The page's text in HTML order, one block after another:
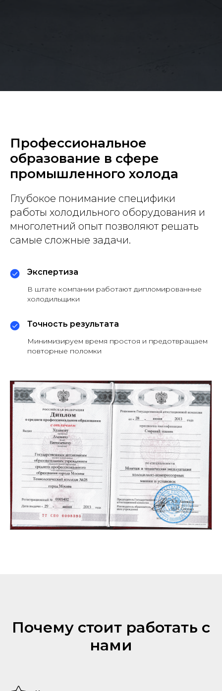
Профессиональное
образование в сфере
промышленного холода
Глубокое понимание специфики
работы холодильного оборудования и
многолетний опыт позволяют решать
самые сложные задачи.
Экспертиза
В штате компании работают дипломированные
холодильщики
Точность результата
Минимизируем время простоя и предотвращаем
повторные поломки
Почему стоит работать с
нами